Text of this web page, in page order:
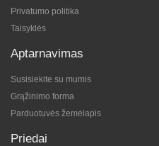
Privatumo politika
Taisyklės
Aptarnavimas
Susisiekite su mumis
Grąžinimo forma
Parduotuvės žemėlapis
Priedai